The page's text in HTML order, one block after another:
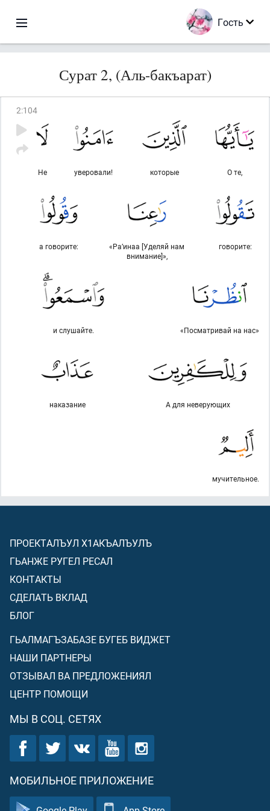
Гость
Сурат 2, (Аль-бакъарат)
2:104
О те,
которые
уверовали!
Не
говорите:
«Ра’инаа [Уделяй нам
внимание]»,
а говорите:
«Посматривай на нас»
и слушайте.
А для неверующих
наказание
мучительное.
ПРОЕКТАЛЪУЛ Х1АКЪАЛЪУЛЪ
ГЬАНЖЕ РУГЕЛ РЕСАЛ
КОНТАКТЫ
СДЕЛАТЬ ВКЛАД
БЛОГ
ГЬАЛМАГЪЗАБАЗЕ БУГЕБ ВИДЖЕТ
НАШИ ПАРТНЕРЫ
ОТЗЫВАЛ ВА ПРЕДЛОЖЕНИЯЛ
ЦЕНТР ПОМОЩИ
МЫ В СОЦ. СЕТЯХ
МОБИЛЬНОЕ ПРИЛОЖЕНИЕ